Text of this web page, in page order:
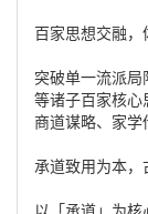
百家思想交融
突破单一流派
等诸子百家核心
商道谋略、家学
承道致用为本
以「承道」为